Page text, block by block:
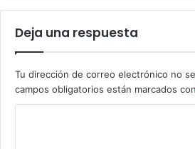
Deja una respuesta
Tu dirección de correo electrónico no
campos obligatorios están marcados con